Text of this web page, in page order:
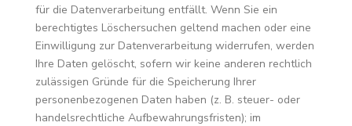
für die Datenverarbeitung entfällt. Wenn Sie ein
berechtigtes Löschersuchen geltend machen oder eine
Einwilligung zur Datenverarbeitung widerrufen, werden
Ihre Daten gelöscht, sofern wir keine anderen rechtlich
zulässigen Gründe für die Speicherung Ihrer
personenbezogenen Daten haben (z. B. steuer- oder
handelsrechtliche Aufbewahrungsfristen); im